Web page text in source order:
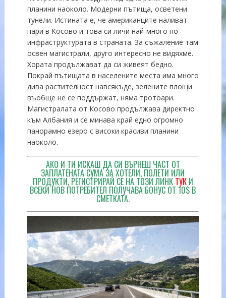
планини наоколо. Модерни пътища, осветени
тунели. Истината е, че американците наливат
пари в Косово и това си личи най-много по
инфраструктурата в страната. За съжаление там
освен магистрали, друго интересно не видяхме.
Хората продължават да си живеят бедно.
Покрай пътищата в населените места има много
дива растителност навсякъде, зелените площи
въобще не се поддържат, няма тротоари.
Магистралата от Косово продължава директно
към Албания и се минава край едно огромно
панорамно езеро с високи красиви планини
наоколо.
АКО И ТИ ИСКАШ ДА СИ ВЪРНЕШ ЧАСТ ОТ
ЗАПЛАТЕНАТА СУМА ЗА ХОТЕЛИ, ПОЛЕТИ ИЛИ
ПРОДУКТИ, РЕГИСТРИРАЙ СЕ НА ТОЗИ ЛИНК ТУК И
ВСЕКИ НОВ ПОТРЕБИТЕЛ ПОЛУЧАВА БОНУС ОТ 10$ В
СМЕТКАТА.